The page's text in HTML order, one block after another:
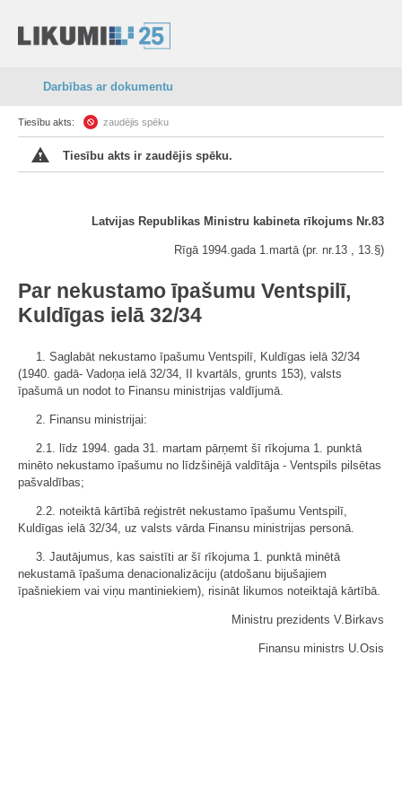
Darbības ar dokumentu
Tiesību akts: zaudējis spēku
Tiesību akts ir zaudējis spēku.
Latvijas Republikas Ministru kabineta rīkojums Nr.83
Rīgā 1994.gada 1.martā (pr. nr.13 , 13.§)
Par nekustamo īpašumu Ventspilī,
Kuldīgas ielā 32/34
1. Saglabāt nekustamo īpašumu Ventspilī, Kuldīgas ielā 32/34
(1940. gadā- Vadoņa ielā 32/34, II kvartāls, grunts 153), valsts
īpašumā un nodot to Finansu ministrijas valdījumā.
2. Finansu ministrijai:
2.1. līdz 1994. gada 31. martam pārņemt šī rīkojuma 1. punktā
minēto nekustamo īpašumu no līdzšinējā valdītāja - Ventspils pilsētas
pašvaldības;
2.2. noteiktā kārtībā reģistrēt nekustamo īpašumu Ventspilī,
Kuldīgas ielā 32/34, uz valsts vārda Finansu ministrijas personā.
3. Jautājumus, kas saistīti ar šī rīkojuma 1. punktā minētā
nekustamā īpašuma denacionalizāciju (atdošanu bijušajiem
īpašniekiem vai viņu mantiniekiem), risināt likumos noteiktajā kārtībā.
Ministru prezidents V.Birkavs
Finansu ministrs U.Osis